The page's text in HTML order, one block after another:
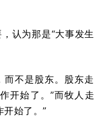
认为那是“大事发生
不是股东。股东走
开始了。”而牧人走
开始了。”